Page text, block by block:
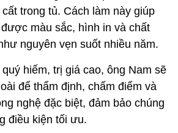
trong tủ. Cách làm này giúp
màu sắc, hình in và chất
nguyên vẹn suốt nhiều năm.
hiếm, trị giá cao, ông Nam sẽ
để thẩm định, chấm điểm và
nghệ đặc biệt, đảm bảo chúng
điều kiện tối ưu.